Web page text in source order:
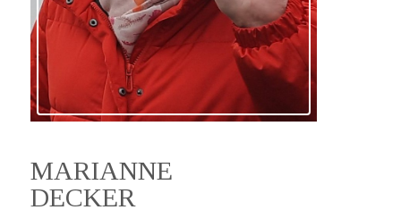
MARIANNE
DECKER